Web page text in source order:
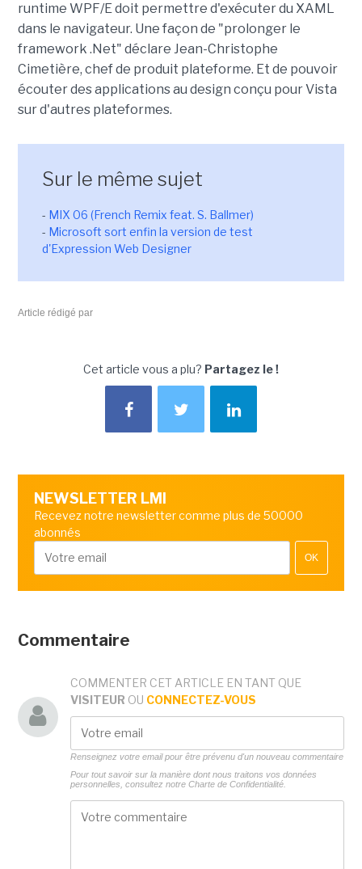
runtime WPF/E doit permettre d'exécuter du XAML
dans le navigateur. Une façon de "prolonger le
framework .Net" déclare Jean-Christophe
Cimetière, chef de produit plateforme. Et de pouvoir
écouter des applications au design conçu pour Vista
sur d'autres plateformes.
Sur le même sujet
- MIX 06 (French Remix feat. S. Ballmer)
- Microsoft sort enfin la version de test
d'Expression Web Designer
Article rédigé par
Cet article vous a plu? Partagez le !
NEWSLETTER LMI
Recevez notre newsletter comme plus de 50000
abonnés
OK
Commentaire
COMMENTER CET ARTICLE EN TANT QUE
VISITEUR OU CONNECTEZ-VOUS
Renseignez votre email pour être prévenu d'un nouveau commentaire
Pour tout savoir sur la manière dont nous traitons vos données
personnelles, consultez notre Charte de Confidentialité.